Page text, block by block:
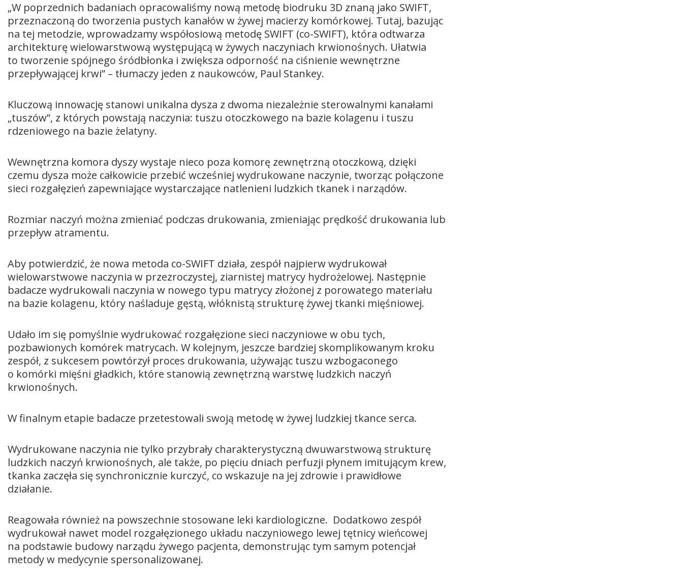
„W poprzednich badaniach opracowaliśmy nową metodę biodruku 3D znaną jako SWIFT,
przeznaczoną do tworzenia pustych kanałów w żywej macierzy komórkowej. Tutaj, bazując
na tej metodzie, wprowadzamy współosiową metodę SWIFT (co-SWIFT), która odtwarza
architekturę wielowarstwową występującą w żywych naczyniach krwionośnych. Ułatwia
to tworzenie spójnego śródbłonka i zwiększa odporność na ciśnienie wewnętrzne
przepływającej krwi” – tłumaczy jeden z naukowców, Paul Stankey.
Kluczową innowację stanowi unikalna dysza z dwoma niezależnie sterowalnymi kanałami
„tuszów”, z których powstają naczynia: tuszu otoczkowego na bazie kolagenu i tuszu
rdzeniowego na bazie żelatyny.
Wewnętrzna komora dyszy wystaje nieco poza komorę zewnętrzną otoczkową, dzięki
czemu dysza może całkowicie przebić wcześniej wydrukowane naczynie, tworząc połączone
sieci rozgałęzień zapewniające wystarczające natlenieni ludzkich tkanek i narządów.
Rozmiar naczyń można zmieniać podczas drukowania, zmieniając prędkość drukowania lub
przepływ atramentu.
Aby potwierdzić, że nowa metoda co-SWIFT działa, zespół najpierw wydrukował
wielowarstwowe naczynia w przezroczystej, ziarnistej matrycy hydrożelowej. Następnie
badacze wydrukowali naczynia w nowego typu matrycy złożonej z porowatego materiału
na bazie kolagenu, który naśladuje gęstą, włóknistą strukturę żywej tkanki mięśniowej.
Udało im się pomyślnie wydrukować rozgałęzione sieci naczyniowe w obu tych,
pozbawionych komórek matrycach. W kolejnym, jeszcze bardziej skomplikowanym kroku
zespół, z sukcesem powtórzył proces drukowania, używając tuszu wzbogaconego
o komórki mięśni gładkich, które stanowią zewnętrzną warstwę ludzkich naczyń
krwionośnych.
W finalnym etapie badacze przetestowali swoją metodę w żywej ludzkiej tkance serca.
Wydrukowane naczynia nie tylko przybrały charakterystyczną dwuwarstwową strukturę
ludzkich naczyń krwionośnych, ale także, po pięciu dniach perfuzji płynem imitującym krew,
tkanka zaczęła się synchronicznie kurczyć, co wskazuje na jej zdrowie i prawidłowe
działanie.
Reagowała również na powszechnie stosowane leki kardiologiczne. Dodatkowo zespół
wydrukował nawet model rozgałęzionego układu naczyniowego lewej tętnicy wieńcowej
na podstawie budowy narządu żywego pacjenta, demonstrując tym samym potencjał
metody w medycynie spersonalizowanej.